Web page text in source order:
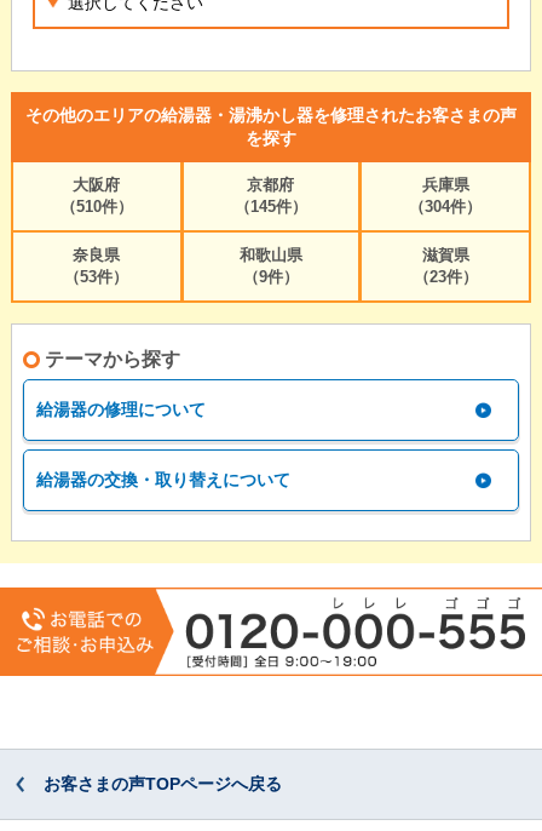
その他のエリアの給湯器・湯沸かし器を修理されたお客さまの声
を探す
大阪府
（510件）
京都府
（145件）
兵庫県
（304件）
奈良県
（53件）
和歌山県
（9件）
滋賀県
（23件）
テーマから探す
給湯器の修理について
給湯器の交換・取り替えについて
お客さまの声TOPページへ戻る